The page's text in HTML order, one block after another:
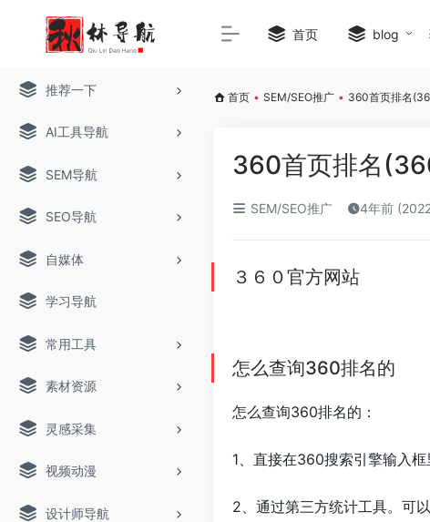
推荐一下
AI工具导航
SEM导航
SEO导航
自媒体
学习导航
常用工具
素材资源
灵感采集
视频动漫
设计师导航
首页 blog
首页 • SEM/SEO推广 • 360首页排名
360首页排名
SEM/SEO推广 4年前
３６０官方网站
怎么查询360排名的
怎么查询360排名的：
1、直接在360搜索引擎输入
2、通过第三方统计工具。可